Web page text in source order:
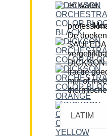
en water.
Mening van de
De
fractie
min of
LATIM